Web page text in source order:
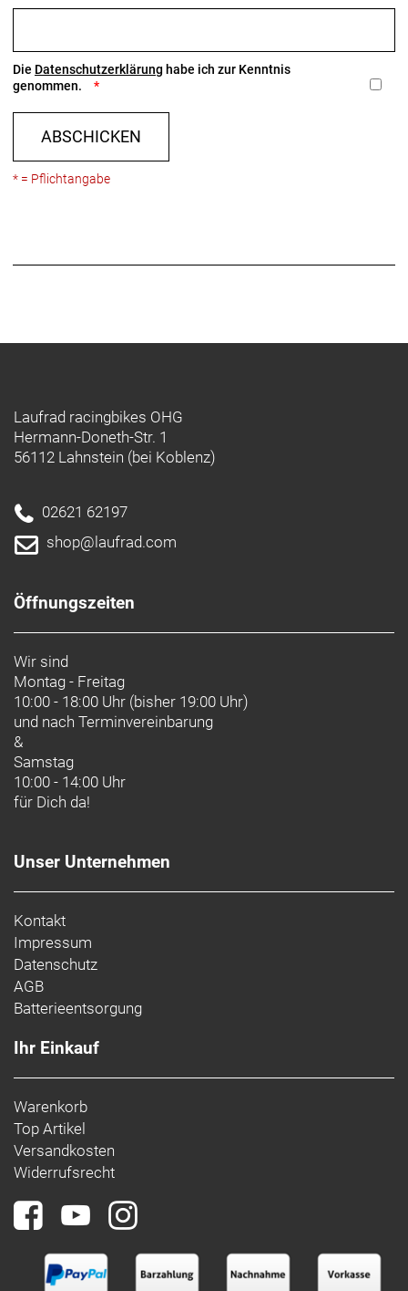
Die Datenschutzerklärung habe ich zur Kenntnis
genommen.
ABSCHICKEN
* = Pflichtangabe
Laufrad racingbikes OHG
Hermann-Doneth-Str. 1
56112 Lahnstein (bei Koblenz)
02621 62197
shop@laufrad.com
Öffnungszeiten
Wir sind
Montag - Freitag
10:00 - 18:00 Uhr (bisher 19:00 Uhr)
und nach Terminvereinbarung
&
Samstag
10:00 - 14:00 Uhr
für Dich da!
Unser Unternehmen
Kontakt
Impressum
Datenschutz
AGB
Batterieentsorgung
Ihr Einkauf
Warenkorb
Top Artikel
Versandkosten
Widerrufsrecht